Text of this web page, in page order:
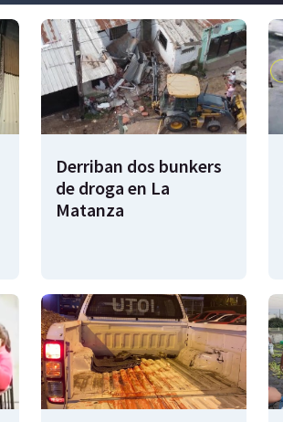
Derriban dos bunkers
de droga en La
Matanza